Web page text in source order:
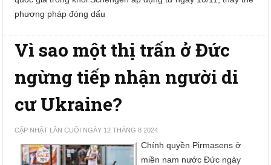
phương pháp đóng dấu
Vì sao một thị trấn ở Đức
ngừng tiếp nhận người di
cư Ukraine?
CẬP NHẬT LẦN CUỐI NGÀY 12 THÁNG 8 2024
Chính quyền Pirmasens ở
miền nam nước Đức ngày